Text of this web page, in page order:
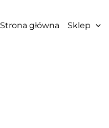
Strona główna Sklep